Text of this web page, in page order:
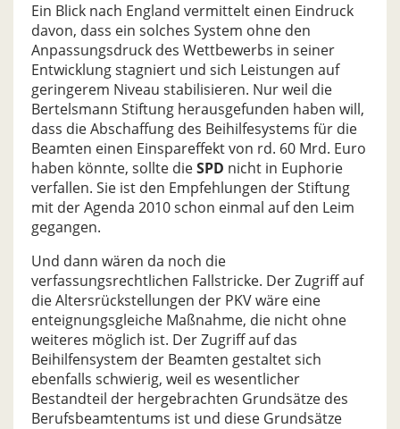
Ein Blick nach England vermittelt einen Eindruck
davon, dass ein solches System ohne den
Anpassungsdruck des Wettbewerbs in seiner
Entwicklung stagniert und sich Leistungen auf
geringerem Niveau stabilisieren. Nur weil die
Bertelsmann Stiftung herausgefunden haben will,
dass die Abschaffung des Beihilfesystems für die
Beamten einen Einspareffekt von rd. 60 Mrd. Euro
haben könnte, sollte dieSPD nicht in Euphorie
verfallen. Sie ist den Empfehlungen der Stiftung
mit der Agenda 2010 schon einmal auf den Leim
gegangen.
Und dann wären da noch die
verfassungsrechtlichen Fallstricke. Der Zugriff auf
die Altersrückstellungen der PKV wäre eine
enteignungsgleiche Maßnahme, die nicht ohne
weiteres möglich ist. Der Zugriff auf das
Beihilfensystem der Beamten gestaltet sich
ebenfalls schwierig, weil es wesentlicher
Bestandteil der hergebrachten Grundsätze des
Berufsbeamtentums ist und diese Grundsätze